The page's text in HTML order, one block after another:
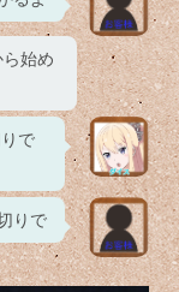
始め
で
りで